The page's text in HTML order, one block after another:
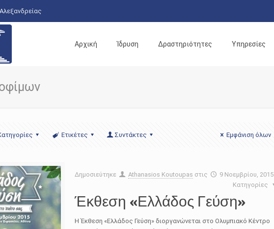
Αρχική Ίδρυση Δραστηριότητες Υπηρεσίες
Ετικέτες Συντάκτες Εμφάνιση όλων
Δημοσιεύτηκε Athanasios Koutoupas στις
9 Νοεμβρίου, 2015
Κατηγορίες
Έκθεση «Ελλάδος Γεύση»
Η Έκθεση «Ελλάδος Γεύση» διοργανώνεται στο Ολυμπιακό Κέντρο